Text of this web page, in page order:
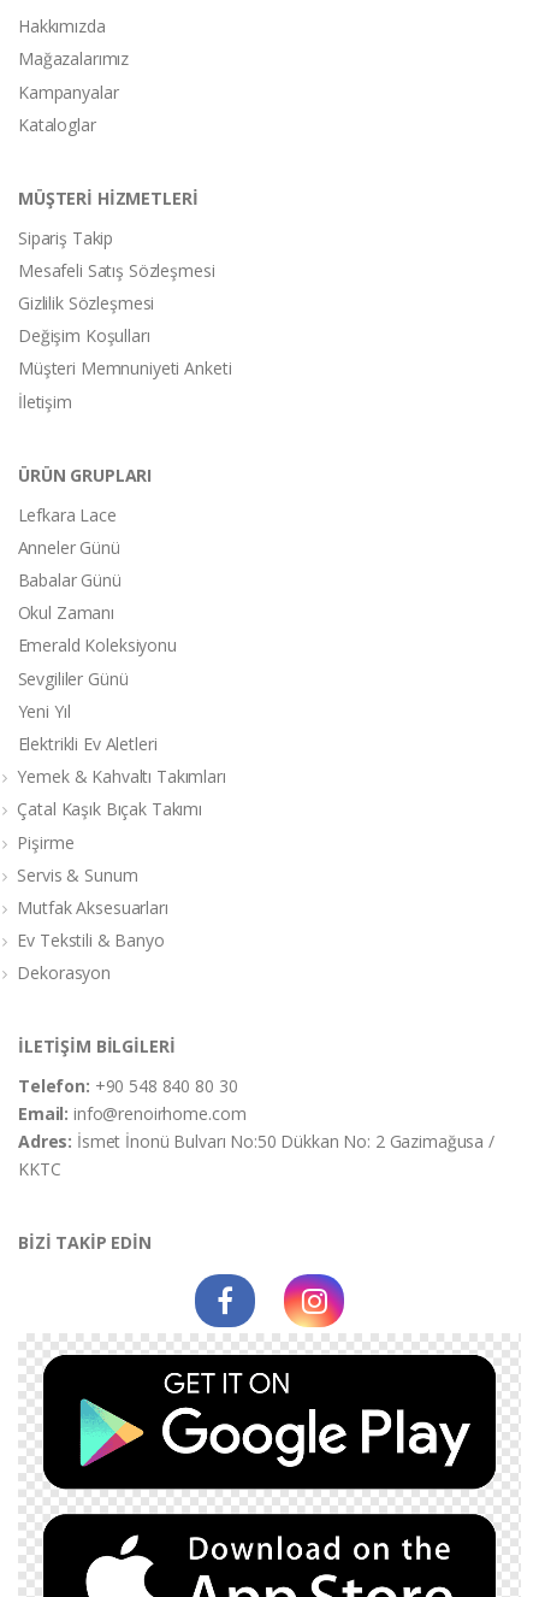
Hakkımızda
Mağazalarımız
Kampanyalar
Kataloglar
MÜŞTERİ HİZMETLERİ
Sipariş Takip
Mesafeli Satış Sözleşmesi
Gizlilik Sözleşmesi
Değişim Koşulları
Müşteri Memnuniyeti Anketi
İletişim
ÜRÜN GRUPLARI
Lefkara Lace
Anneler Günü
Babalar Günü
Okul Zamanı
Emerald Koleksiyonu
Sevgililer Günü
Yeni Yıl
Elektrikli Ev Aletleri
Yemek & Kahvaltı Takımları
Çatal Kaşık Bıçak Takımı
Pişirme
Servis & Sunum
Mutfak Aksesuarları
Ev Tekstili & Banyo
Dekorasyon
İLETİŞİM BİLGİLERİ
Telefon: +90 548 840 80 30
Email:info@renoirhome.com
Adres: İsmet İnonü Bulvarı No:50 Dükkan No: 2 Gazimağusa /
KKTC
BİZİ TAKİP EDİN